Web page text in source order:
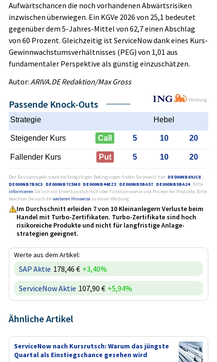
Aufwärtschancen die noch vorhandenen Abwärtsrisiken
inzwischen überwiegen. Ein KGVe 2026 von 25,1 bedeutet
gegenüber dem 5-Jahres-Mittel von 62,7 einen Abschlag
von 60 Prozent. Gleichzeitig ist ServiceNow dank eines Kurs-
Gewinnwachstumsverhältnisses (PEG) von 1,01 aus
fundamentaler Perspektive als günstig einzuschätzen.
Autor: ARIVA.DE Redaktion/Max Gross
Werbung
Passende Knock-Outs
Strategie Hebel
Steigender Kurs Call 5 10 20
Fallender Kurs Put 5 10 20
Den Basisprospekt sowie die Endgültigen Bedingungen finden Sie jeweils hier: DE000NB69JC8,
DE000NB7B0C3 , DE000NB7C5M0, DE000NB44EZ3 , DE000NB5BA57 , DE000NB5BA24. Bitte
informieren Sie sich vor Erwerb ausführlich über Funktionsweise und Risiken der Produkte. Bitte
beachten Sie auch dieweiteren Hinweise zu dieser Werbung.
Im Durchschnitt erleiden 7 von 10 Kleinanlegern Verluste beim
Handel mit Turbo-Zertifikaten. Turbo-Zertifikate sind hoch
risikoreiche Produkte und nicht für langfristige Anlage­
strategien geeignet.
Werte aus dem Artikel:
SAP Aktie 178,46 € +3,40%
ServiceNow Aktie 107,90 € +5,94%
Ähnliche Artikel
ServiceNow nach Kursrutsch: Warum das jüngste
Quartal als Einstiegschance gesehen wird